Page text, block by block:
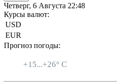
Четверг, 6 Августа 22:48
Курсы валют:
USD
EUR
Прогноз погоды:
+15...+26° C